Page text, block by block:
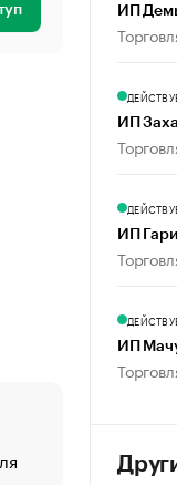
«От спорта
ИП
ИП
ИП
ИП